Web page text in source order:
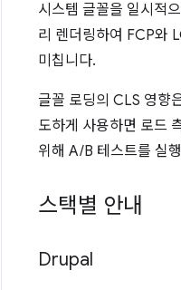
시스템 글꼴을 일시적
리 렌더링하여 FCP와
미칩니다.
글꼴 로딩의 CLS 영향
도하게 사용하면 로드
위해 A/B 테스트를 실
스택별 안내
Drupal